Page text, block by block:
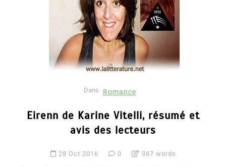
Dans Romance
Eirenn de Karine Vitelli, résumé et
avis des lecteurs
28 Oct 2016 0 367 words